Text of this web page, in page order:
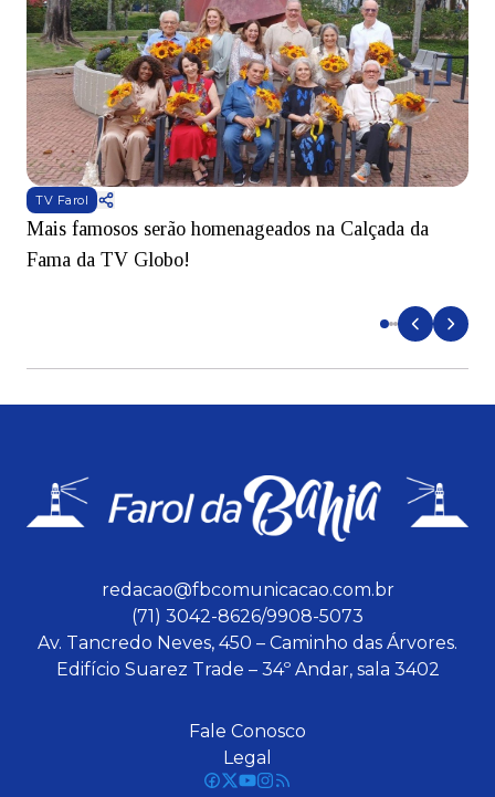
TV Farol
Mais famosos serão homenageados na Calçada da
Fama da TV Globo!
redacao@fbcomunicacao.com.br
(71) 3042-8626/9908-5073
Av. Tancredo Neves, 450 – Caminho das Árvores.
Edifício Suarez Trade – 34º Andar, sala 3402
Fale Conosco
Legal